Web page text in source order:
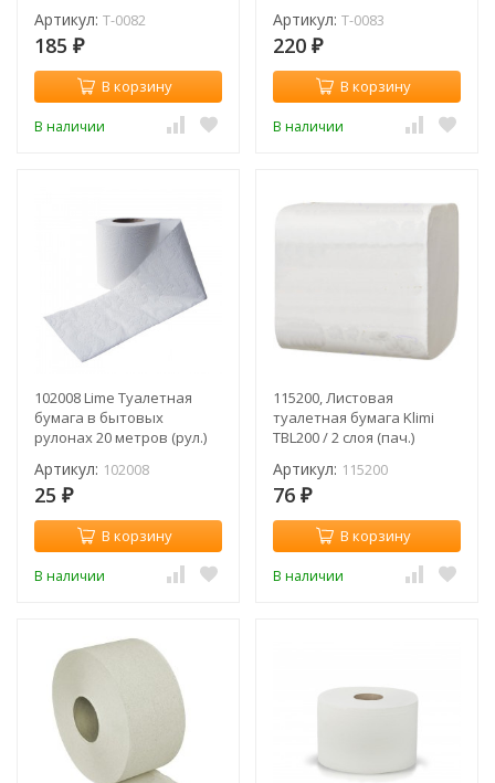
Артикул: T-0082
185 ₽
В корзину
В наличии
Артикул: T-0083
220 ₽
В корзину
В наличии
102008 Lime Туалетная
бумага в бытовых
рулонах 20 метров (рул.)
Артикул: 102008
25 ₽
В корзину
В наличии
115200, Листовая
туалетная бумага Klimi
TBL200 / 2 слоя (пач.)
Артикул: 115200
76 ₽
В корзину
В наличии